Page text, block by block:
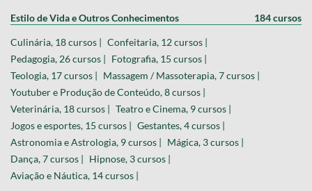
Estilo de Vida e Outros Conhecimentos 184 cursos
Culinária, 18 cursos | Confeitaria, 12 cursos |
Pedagogia, 26 cursos | Fotografia, 15 cursos |
Teologia, 17 cursos | Massagem / Massoterapia, 7 cursos |
Youtuber e Produção de Conteúdo, 8 cursos |
Veterinária, 18 cursos | Teatro e Cinema, 9 cursos |
Jogos e esportes, 15 cursos | Gestantes, 4 cursos |
Astronomia e Astrologia, 9 cursos | Mágica, 3 cursos |
Dança, 7 cursos | Hipnose, 3 cursos |
Aviação e Náutica, 14 cursos |